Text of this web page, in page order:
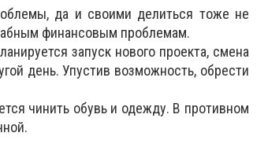
да и своими делиться тоже не
финансовым проблемам.
запуск нового проекта, смена
день. Упустив возможность, обрести
чинить обувь и одежду. В противном